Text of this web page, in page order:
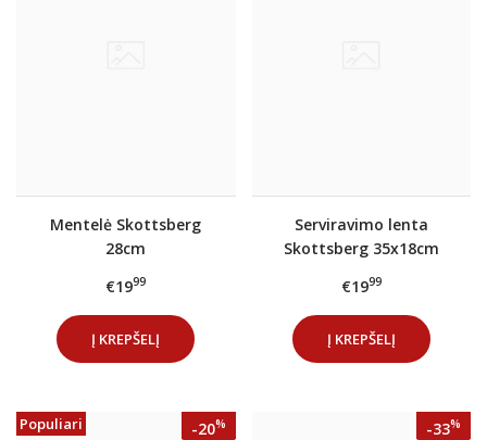
Mentelė Skottsberg
28cm
€1999
Į KREPŠELĮ
Serviravimo lenta
Skottsberg 35x18cm
€1999
Į KREPŠELĮ
Populiari -20% -33%